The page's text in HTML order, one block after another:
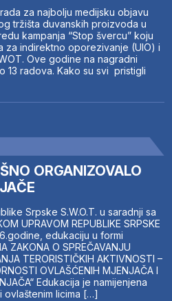
za najbolju medijsku objavu
tržišta duvanskih proizvoda u
kampanja “Stop švercu” koju
za indirektno oporezivanje (UIO) i
Ove godine na nagradni
13 radova. Kako su svi pristigli
ORGANIZOVALO
Srpske S.W.O.T. u saradnji sa
UPRAVOM REPUBLIKE SRPSKE
edukaciju u formi
ZAKONA O SPREČAVANJU
TERORISTIČKIH AKTIVNOSTI –
OVLAŠĆENIH MJENJAČA I
Edukacija je namijenjena
ovlaštenim licima […]